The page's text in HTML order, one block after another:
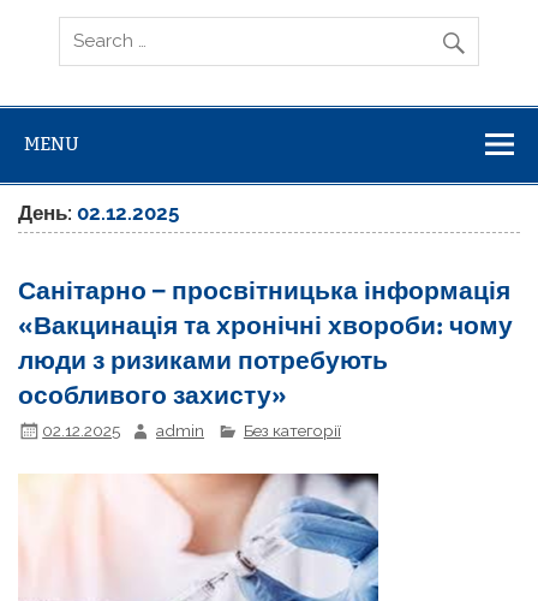
MENU
День:02.12.2025
Санітарно – просвітницька інформація
«Вакцинація та хронічні хвороби: чому
люди з ризиками потребують
особливого захисту»
02.12.2025 admin Без категорії